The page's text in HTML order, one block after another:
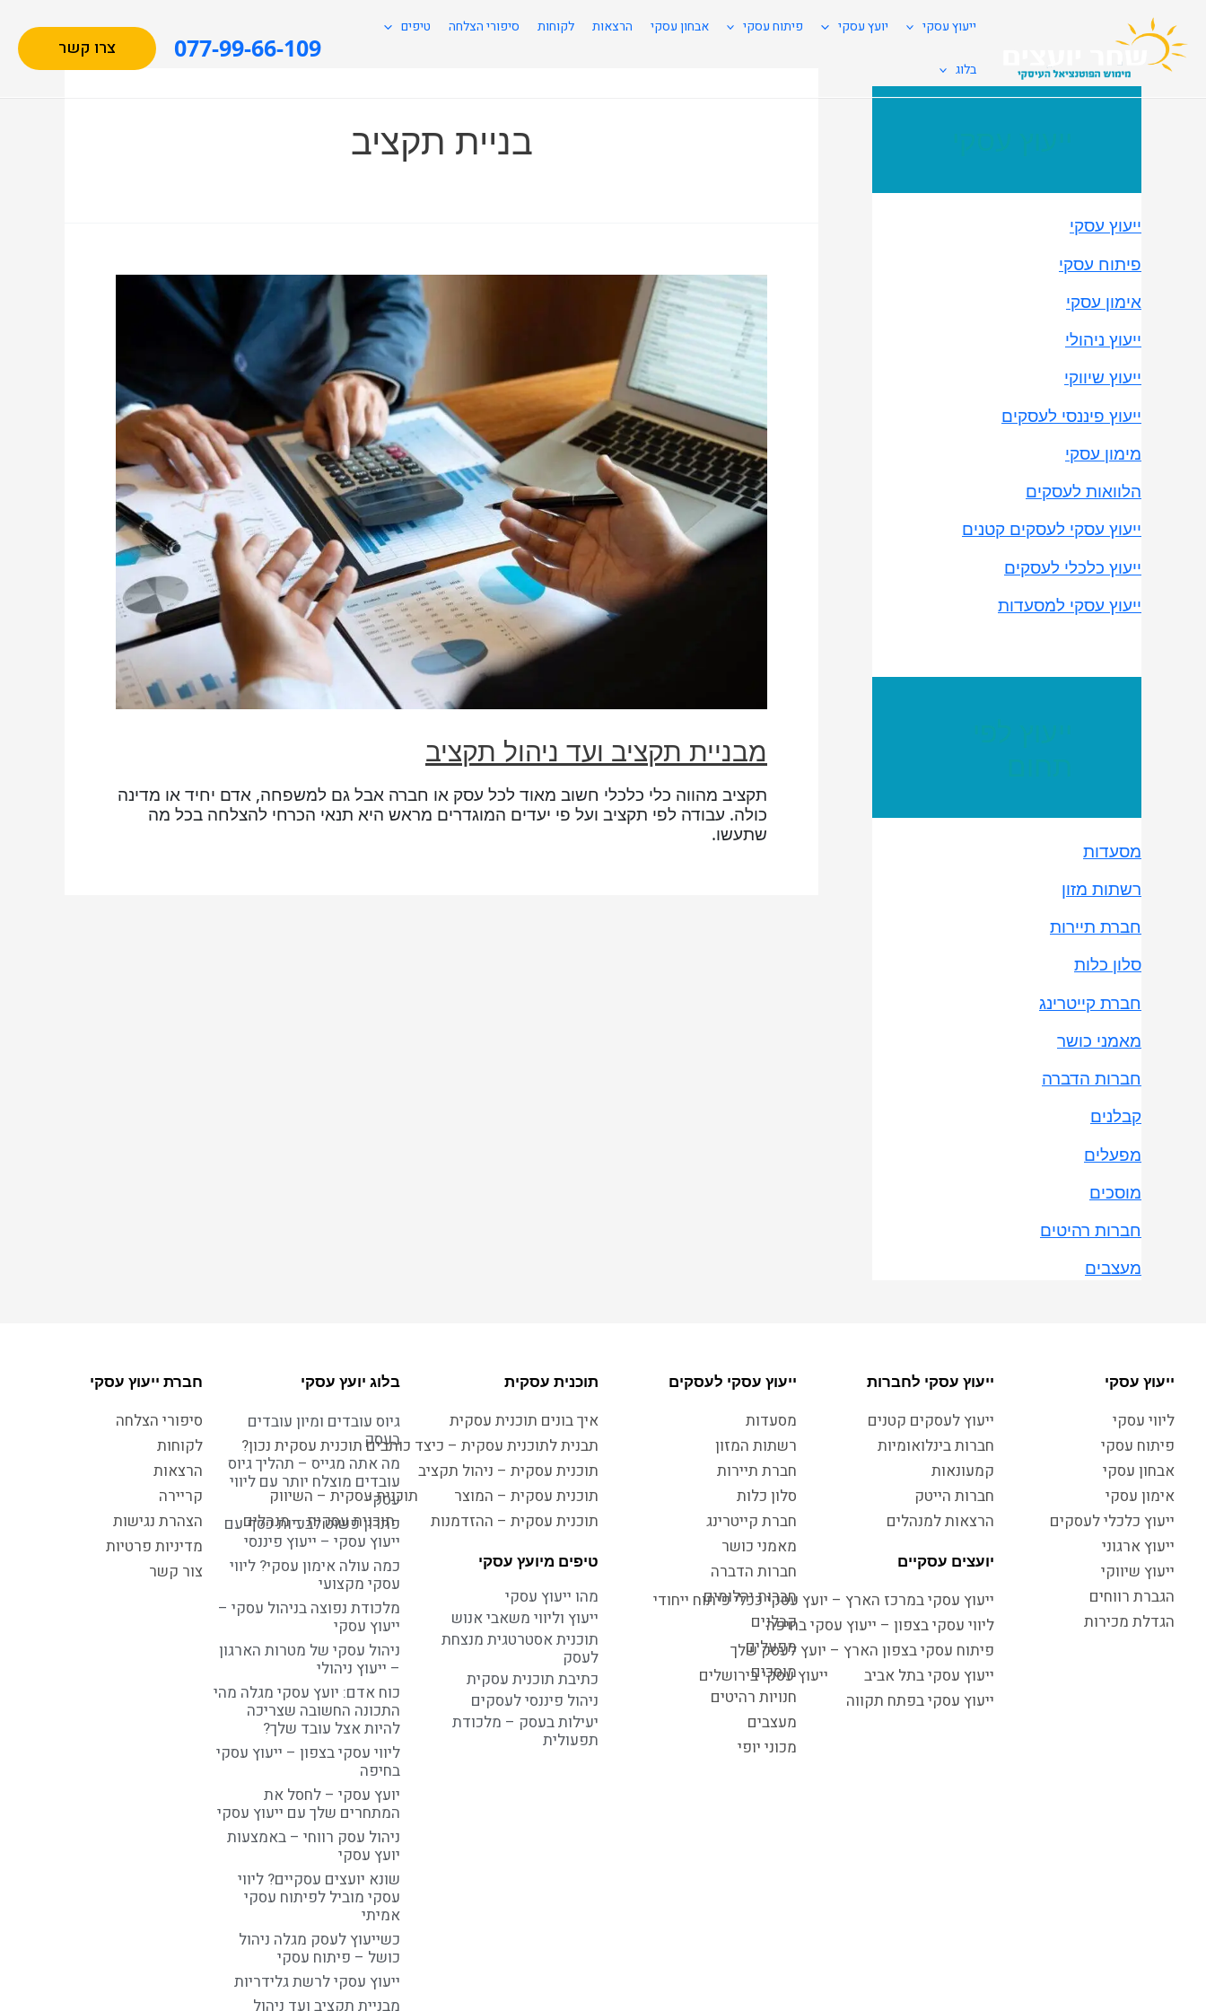
ייעוץ עסקי יועץ עסקי פיתוח עסקי אבחון עסקי הרצאות לקוחות סיפורי הצלחה טיפים
בלוג
077-99-66-109 צרו קשר
ייעוץ עסקי
פיתוח עסקי
אימון עסקי
ייעוץ ניהולי
ייעוץ שיווקי
ייעוץ פיננסי לעסקים
מימון עסקי
הלוואות לעסקים
ייעוץ עסקי לעסקים קטנים
ייעוץ כלכלי לעסקים
ייעוץ עסקי למסעדות
מסעדות
רשתות מזון
חברת תיירות
סלון כלות
חברת קייטרינג
מאמני כושר
חברות הדברה
קבלנים
מפעלים
מוסכים
חברות רהיטים
מעצבים
בניית תקציב
מבניית תקציב ועד ניהול תקציב
תקציב מהווה כלי כלכלי חשוב מאוד לכל עסק או חברה אבל גם למשפחה, אדם יחיד או מדינה
כולה. עבודה לפי תקציב ועל פי יעדים המוגדרים מראש היא תנאי הכרחי להצלחה בכל מה
שתעשו.
ייעוץ עסקי
ליווי עסקי
פיתוח עסקי
אבחון עסקי
אימון עסקי
ייעוץ כלכלי לעסקים
ייעוץ ארגוני
ייעוץ שיווקי
הגברת רווחים
הגדלת מכירות
ייעוץ עסקי לחברות
ייעוץ לעסקים קטנים
חברות בינלואומיות
קמעונאות
חברות הייטק
הרצאות למנהלים
יועצים עסקיים
ייעוץ עסקי במרכז הארץ – יועץ עסקי ככלי פיתוח ייחודי
ליווי עסקי בצפון – ייעוץ עסקי בחיפה
פיתוח עסקי בצפון הארץ – יועץ לעסק שלך
ייעוץ עסקי בתל אביב
ייעוץ עסקי בירושלים
ייעוץ עסקי בפתח תקווה
ייעוץ עסקי לעסקים
מסעדות
רשתות המזון
חברת תיירות
סלון כלות
חברת קייטרינג
מאמני כושר
חברות הדברה
חברות יהלומים
קבלנים
מפעלים
מוסכים
חנויות רהיטים
מעצבים
מכוני יופי
תוכנית עסקית
איך בונים תוכנית עסקית
תבנית לתוכנית עסקית – כיצד כותבים תוכנית עסקית נכון?
תוכנית עסקית – ניהול תקציב
תוכנית עסקית – המוצר
תוכנית עסקית – השיווק
תוכנית עסקית – ההזדמנות
תוכנית עסקית – מנהלים
טיפים מיועץ עסקי
מהו ייעוץ עסקי
ייעוץ וליווי משאבי אנוש
תוכנית אסטרטגית מנצחת
לעסק
כתיבת תוכנית עסקית
ניהול פיננסי לעסקים
יעילות בעסק – מלכודת
תפעולית
בלוג יועץ עסקי
גיוס עובדים ומיון עובדים
בעסק
מה אתה מגייס – תהליך גיוס
עובדים מוצלח יותר עם ליווי
עסקי
פתרון פשוט לבעיות כסף עם
ייעוץ עסקי – ייעוץ פיננסי
כמה עולה אימון עסקי? ליווי
עסקי מקצועי
מלכודת נפוצה בניהול עסקי –
ייעוץ עסקי
ניהול עסקי של מטרות הארגון
– ייעוץ ניהולי
כוח אדם: יועץ עסקי מגלה מהי
התכונה החשובה שצריכה
להיות אצל עובד שלך?
ליווי עסקי בצפון – ייעוץ עסקי
בחיפה
יועץ עסקי – לחסל את
המתחרים שלך עם ייעוץ עסקי
ניהול עסק רווחי – באמצעות
יועץ עסקי
שונא יועצים עסקיים? ליווי
עסקי מוביל לפיתוח עסקי
אמיתי
כשייעוץ לעסק מגלה ניהול
כושל – פיתוח עסקי
ייעוץ עסקי לרשת גלידריות
מבניית תקציב ועד ניהול
חברת ייעוץ עסקי
סיפורי הצלחה
לקוחות
הרצאות
קריירה
הצהרת נגישות
מדיניות פרטיות
צור קשר